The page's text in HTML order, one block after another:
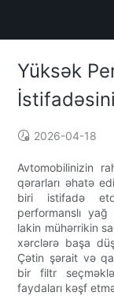
Yüksək
2026-04-18
Avtomobilinizin
qərarları əhatə
biri istifadə
performanslı
lakin mühərrikin
xərclərə başa
Çətin şərait və
bir filtr
faydaları kəşf